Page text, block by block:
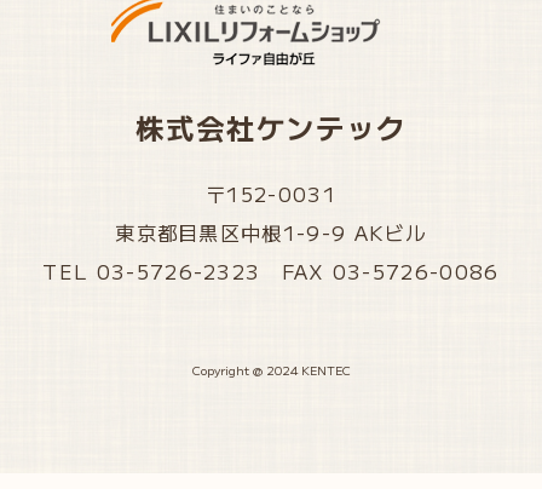
株式会社ケンテック
〒152-0031
東京都目黒区中根1-9-9 AKビル
TEL 03-5726-2323 FAX 03-5726-0086
Copyright @ 2024 KENTEC